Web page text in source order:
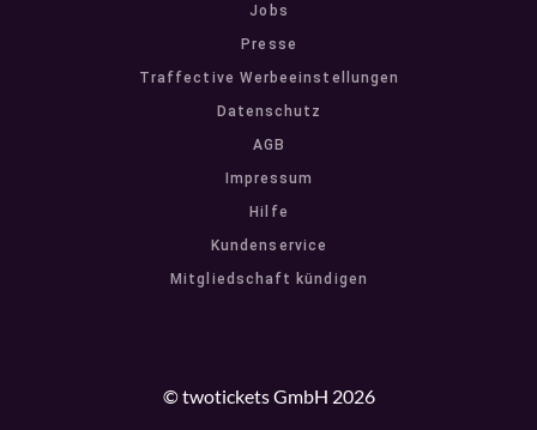
Jobs
Presse
Traffective Werbeeinstellungen
Datenschutz
AGB
Impressum
Hilfe
Kundenservice
Mitgliedschaft kündigen
© twotickets GmbH 2026